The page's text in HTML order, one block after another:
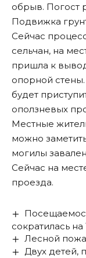
обрыв. Погост
Подвижка
Сейчас
сельчан, на
пришла к
опорной
будет
оползневых
Местные
можно
могилы
Сейчас на
проезда.
сократилась на
Лесной
Двух детей,